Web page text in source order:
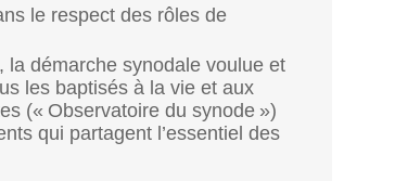
le respect des rôles de
la démarche synodale voulue et
les baptisés à la vie et aux
(« Observatoire du synode »)
qui partagent l’essentiel des